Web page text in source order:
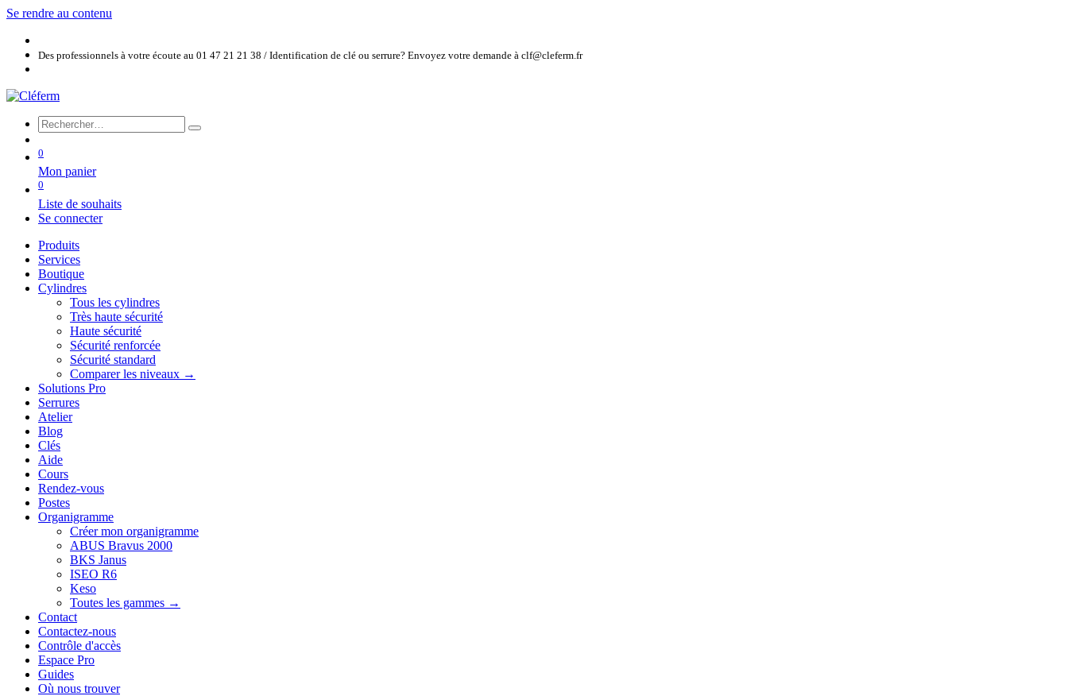
Se rendre au contenu
Des professionnels à votre écoute au 01 47 21 21 38 / Identification de clé ou serrure? Envoyez votre demande à clf@cleferm.fr
0
Mon panier
0
Liste de souhaits
Se connecter
Produits
Services
Boutique
Cylindres
Tous les cylindres
Très haute sécurité
Haute sécurité
Sécurité renforcée
Sécurité standard
Comparer les niveaux →
Solutions Pro
Serrures
Atelier
Blog
Clés
Aide
Cours
Rendez-vous
Postes
Organigramme
Créer mon organigramme
ABUS Bravus 2000
BKS Janus
ISEO R6
Keso
Toutes les gammes →
Contact
Contactez-nous
Contrôle d'accès
Espace Pro
Guides
Où nous trouver